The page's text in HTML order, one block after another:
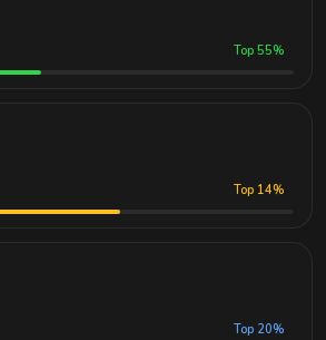
Top 55%
Top 14%
Top 20%